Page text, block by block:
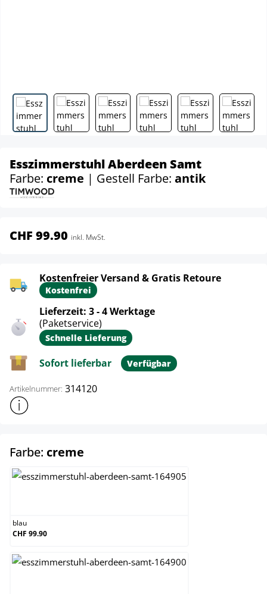
Esszimmerstuhl Aberdeen Samt
Farbe: creme | Gestell Farbe: antik
CHF 99.90 inkl. MwSt.
Kostenfreier Versand & Gratis Retoure
Kostenfrei
Lieferzeit: 3 - 4 Werktage
(Paketservice)
Schnelle Lieferung
Sofort lieferbar Verfügbar
Artikelnummer: 314120
Weitere Produktinformationen anzeigen
Farbe: creme
blau
CHF 99.90